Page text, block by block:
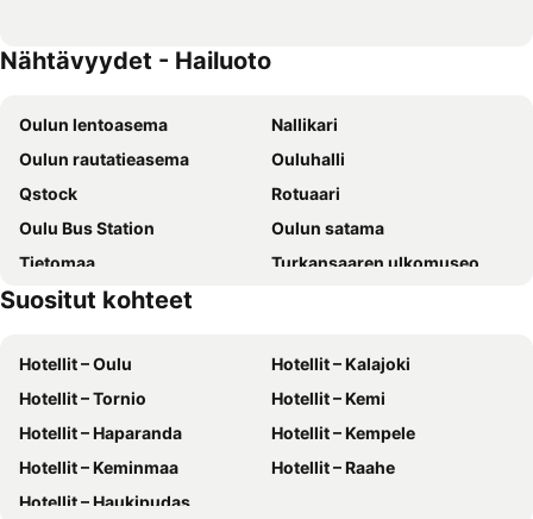
Nähtävyydet - Hailuoto
Oulun lentoasema
Nallikari
Oulun rautatieasema
Ouluhalli
Qstock
Rotuaari
Oulu Bus Station
Oulun satama
Tietomaa
Turkansaaren ulkomuseo
Suositut kohteet
Hotellit – Oulu
Hotellit – Kalajoki
Hotellit – Tornio
Hotellit – Kemi
Hotellit – Haparanda
Hotellit – Kempele
Hotellit – Keminmaa
Hotellit – Raahe
Hotellit – Haukipudas